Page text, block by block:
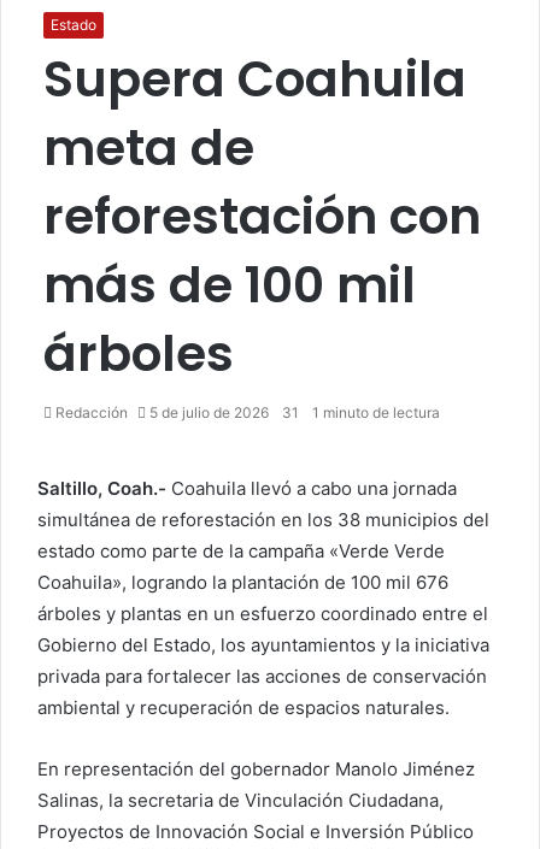
Estado
Supera Coahuila
meta de
reforestación con
más de 100 mil
árboles
Redacción 5 de julio de 2026 31 1 minuto de lectura
Saltillo, Coah.- Coahuila llevó a cabo una jornada
simultánea de reforestación en los 38 municipios del
estado como parte de la campaña «Verde Verde
Coahuila», logrando la plantación de 100 mil 676
árboles y plantas en un esfuerzo coordinado entre el
Gobierno del Estado, los ayuntamientos y la iniciativa
privada para fortalecer las acciones de conservación
ambiental y recuperación de espacios naturales.
En representación del gobernador Manolo Jiménez
Salinas, la secretaria de Vinculación Ciudadana,
Proyectos de Innovación Social e Inversión Público